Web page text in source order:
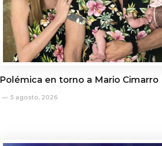
Polémica en torno a Mario Cimarro
5 agosto, 2026